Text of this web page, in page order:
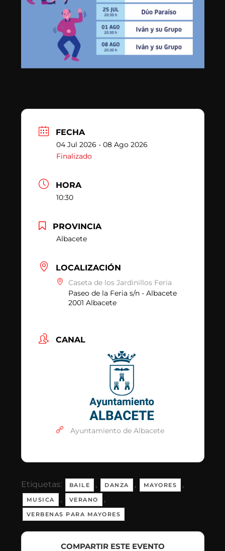
FECHA
04 Jul 2026 - 08 Ago 2026
Finalizado
HORA
10:30
PROVINCIA
Albacete
LOCALIZACIÓN
Caseta de los Jardinillos Feria
Paseo de la Feria s/n - Albacete
2001 Albacete
CANAL
Ayuntamiento de Albacete
Etiquetas: BAILE , DANZA , MAYORES ,
MUSICA , VERANO ,
VERBENAS PARA MAYORES
COMPARTIR ESTE EVENTO